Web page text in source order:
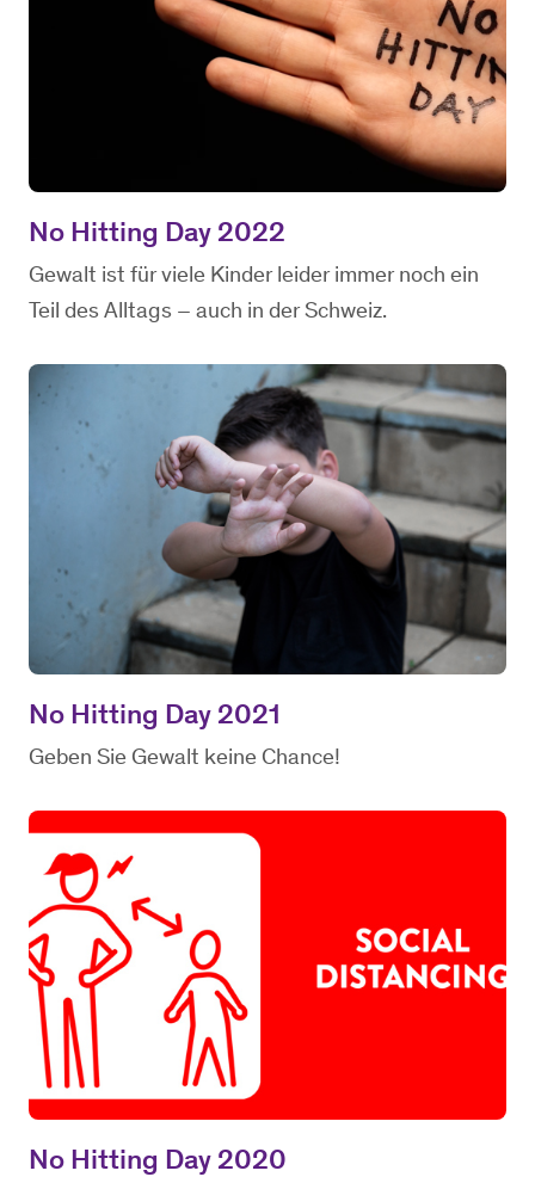
No Hitting Day 2022
Gewalt ist für viele Kinder leider immer noch ein
Teil des Alltags – auch in der Schweiz.
No Hitting Day 2021
Geben Sie Gewalt keine Chance!
No Hitting Day 2020